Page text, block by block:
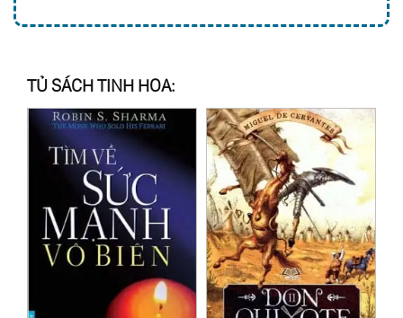
TỦ SÁCH TINH HOA: